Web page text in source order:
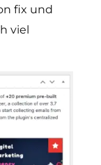
fix und
viel